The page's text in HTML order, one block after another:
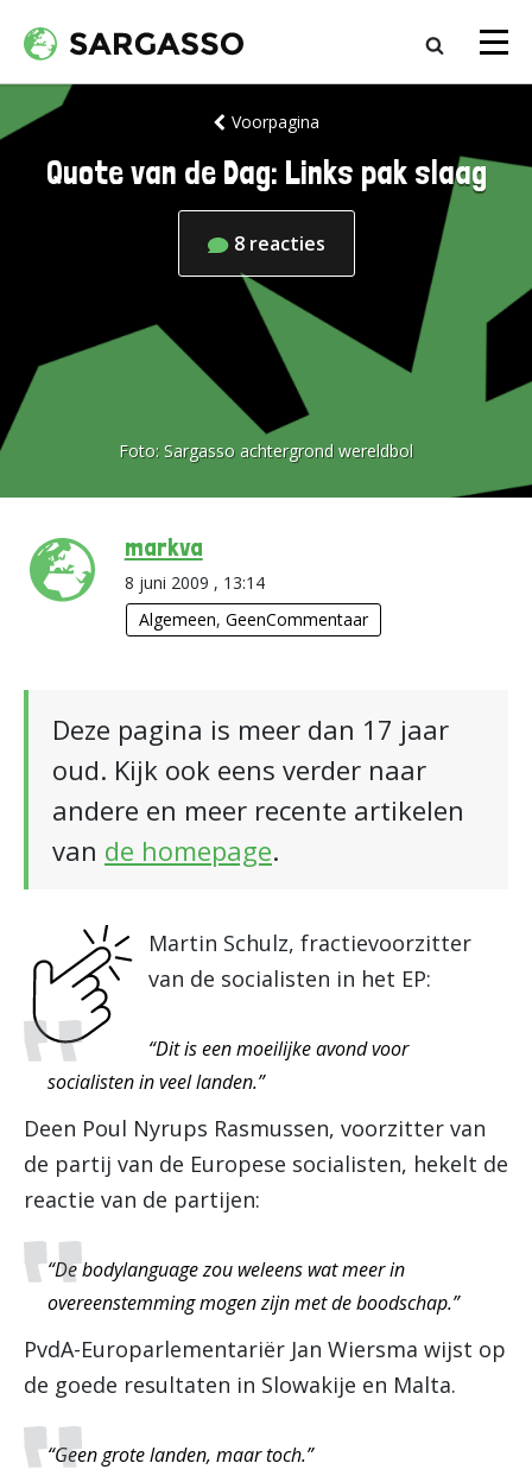
Voorpagina
Quote van de Dag: Links pak slaag
8 reacties
Foto: Sargasso achtergrond wereldbol
markva
8 juni 2009 , 13:14
Algemeen, GeenCommentaar
Deze pagina is meer dan 17 jaar
oud. Kijk ook eens verder naar
andere en meer recente artikelen
van de homepage.
Martin Schulz, fractievoorzitter
van de socialisten in het EP:
“Dit is een moeilijke avond voor
socialisten in veel landen.”
Deen Poul Nyrups Rasmussen, voorzitter van
de partij van de Europese socialisten, hekelt de
reactie van de partijen:
“De bodylanguage zou weleens wat meer in
overeenstemming mogen zijn met de boodschap.”
PvdA-Europarlementariër Jan Wiersma wijst op
de goede resultaten in Slowakije en Malta.
“Geen grote landen, maar toch.”